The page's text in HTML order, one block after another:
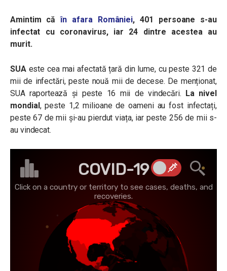
Amintim căîn afara României, 401 persoane s-au
infectat cu coronavirus, iar 24 dintre acestea au
murit.
SUAeste cea mai afectată țară din lume, cu peste 321 de
mii de infectări, peste nouă mii de decese. De menționat,
SUA raportează și peste 16 mii de vindecări. La nivel
mondial, peste 1,2 milioane de oameni au fost infectați,
peste 67 de mii și-au pierdut viața, iar peste 256 de mii s-
au vindecat.